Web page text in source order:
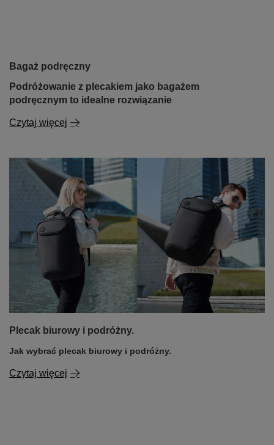
Bagaż podręczny
Podróżowanie z plecakiem jako bagażem
podręcznym to idealne rozwiązanie
Czytaj więcej
Plecak biurowy i podróżny.
Jak wybrać plecak biurowy i podróżny.
Czytaj więcej